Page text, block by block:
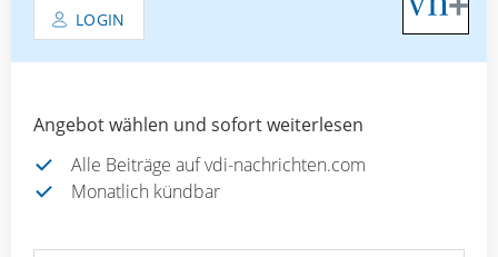
LOGIN
Angebot wählen und sofort weiterlesen
Alle Beiträge auf vdi-nachrichten.com
Monatlich kündbar